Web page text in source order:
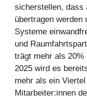
sicherstellen, dass
übertragen werden
Systeme
und
trägt mehr als 20%
2025 wird es
mehr als ein
Mitarbeiter:innen